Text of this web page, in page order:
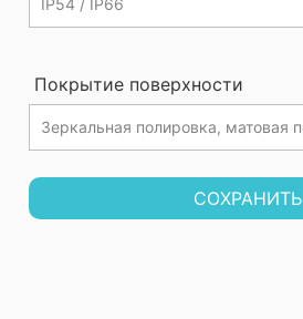
Покрытие поверхности
СОХРАНИТЬ